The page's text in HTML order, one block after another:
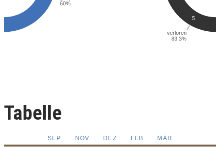
Tabelle
SEP NOV DEZ FEB MÄR